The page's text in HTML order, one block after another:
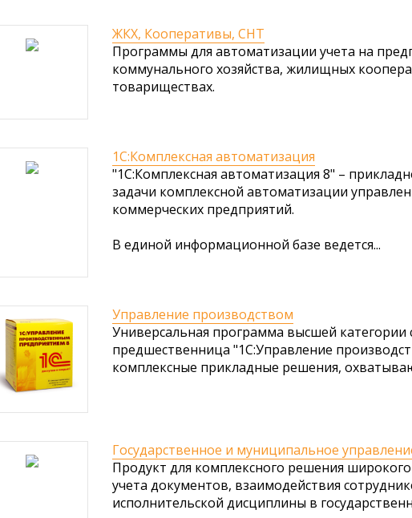
ЖКХ, Кооперативы, СНТ
Программы для автоматизации учета на
коммунального хозяйства, жилищных
товариществах.
1С:Комплексная автоматизация
"1С:Комплексная автоматизация 8" –
задачи комплексной автоматизации
коммерческих предприятий.
В единой информационной базе ведется...
Управление производством
Универсальная программа высшей категории
предшественница "1C:Управление
комплексные прикладные решения,
Государственное и муниципальное
Продукт для комплексного решения
учета документов, взаимодействия
исполнительской дисциплины в